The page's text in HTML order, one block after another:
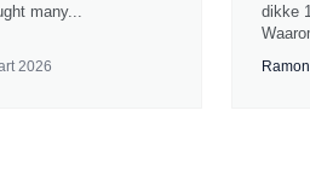
many...
2026
dikke